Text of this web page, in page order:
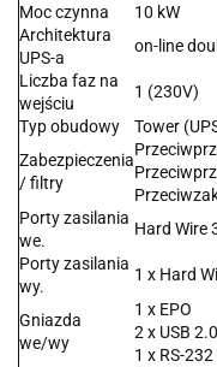
Moc czynna
10 kW
Architektura
UPS-a
on-line
Liczba faz na
wejściu
1 (230V)
Typ obudowy
Tower
Zabezpieczenia
/ filtry
Porty zasilania
we.
Hard Wire
Porty zasilania
wy.
1 x Hard
Gniazda
we/wy
1 x EPO
2 x USB 2.0
1 x RS-